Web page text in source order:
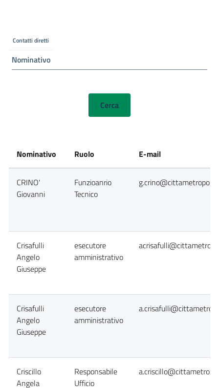
Contatti diretti
Nominativo
Nominativo Ruolo E-mail
CRINO'
Giovanni
Funzioanrio
Tecnico
Crisafulli
Angelo
Giuseppe
esecutore
amministrativo
Crisafulli
Angelo
Giuseppe
esecutore
amministrativo
Criscillo
Angela
Responsabile
Ufficio